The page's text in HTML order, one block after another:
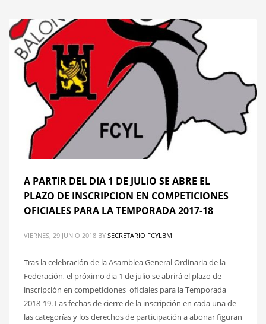
A PARTIR DEL DIA 1 DE JULIO SE ABRE EL
PLAZO DE INSCRIPCION EN COMPETICIONES
OFICIALES PARA LA TEMPORADA 2017-18
VIERNES, 29 JUNIO 2018 BY SECRETARIO FCYLBM
Tras la celebración de la Asamblea General Ordinaria de la
Federación, el próximo dia 1 de julio se abrirá el plazo de
inscripción en competiciones oficiales para la Temporada
2018-19. Las fechas de cierre de la inscripción en cada una de
las categorías y los derechos de participación a abonar figuran